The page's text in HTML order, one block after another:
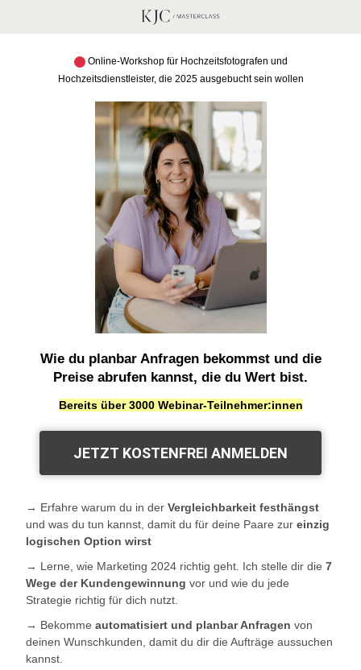
Online-Workshop für Hochzeitsfotografen und
Hochzeitsdienstleister, die 2025 ausgebucht sein wollen
Wie du planbar Anfragen bekommst und die
Preise abrufen kannst, die du Wert bist.
Bereits über 3000 Webinar-Teilnehmer:innen
JETZT KOSTENFREI ANMELDEN
→ Erfahre warum du in der Vergleichbarkeit festhängst
und was du tun kannst, damit du für deine Paare zur einzig
logischen Option wirst
→ Lerne, wie Marketing 2024 richtig geht. Ich stelle dir die 7
Wege der Kundengewinnung vor und wie du jede
Strategie richtig für dich nutzt.
→ Bekomme automatisiert und planbar Anfragen von
deinen Wunschkunden, damit du dir die Aufträge aussuchen
kannst.